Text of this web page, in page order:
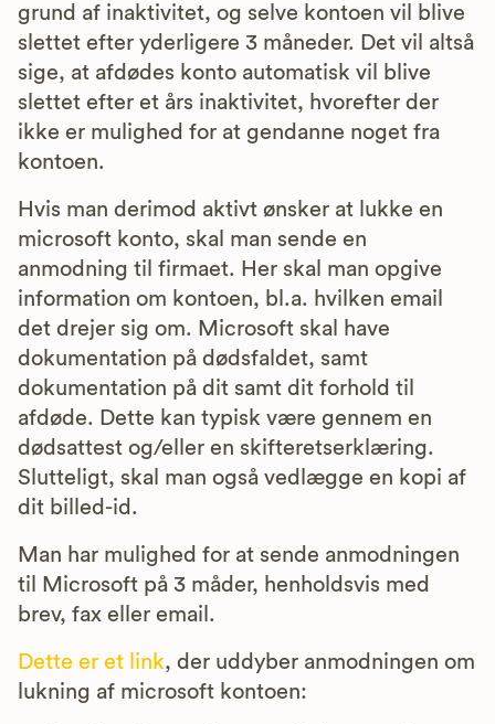
grund af inaktivitet, og selve kontoen vil blive
slettet efter yderligere 3 måneder. Det vil altså
sige, at afdødes konto automatisk vil blive
slettet efter et års inaktivitet, hvorefter der
ikke er mulighed for at gendanne noget fra
kontoen.
Hvis man derimod aktivt ønsker at lukke en
microsoft konto, skal man sende en
anmodning til firmaet. Her skal man opgive
information om kontoen, bl.a. hvilken email
det drejer sig om. Microsoft skal have
dokumentation på dødsfaldet, samt
dokumentation på dit samt dit forhold til
afdøde. Dette kan typisk være gennem en
dødsattest og/eller en skifteretserklæring.
Slutteligt, skal man også vedlægge en kopi af
dit billed-id.
Man har mulighed for at sende anmodningen
til Microsoft på 3 måder, henholdsvis med
brev, fax eller email.
Dette er et link, der uddyber anmodningen om
lukning af microsoft kontoen: